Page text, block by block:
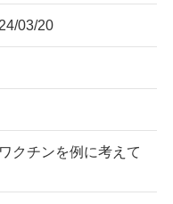
03/20
クチンを例に考えて